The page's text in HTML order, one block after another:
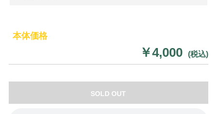
本体価格
￥4,000 (税込)
SOLD OUT